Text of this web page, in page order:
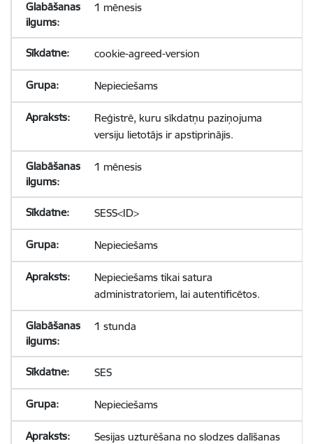
1 mēnesis
cookie-agreed-version
Nepieciešams
Reģistrē, kuru sīkdatņu paziņojuma
versiju lietotājs ir apstiprinājis.
1 mēnesis
SESS<ID>
Nepieciešams
Nepieciešams tikai satura
administratoriem, lai autentificētos.
1 stunda
SES
Nepieciešams
Sesijas uzturēšana no slodzes dalīšanas